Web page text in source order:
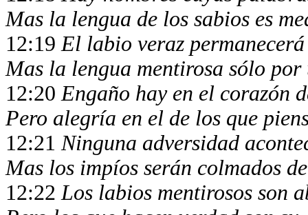
Mas la lengua de los sabios es
12:19El labio veraz
Mas la lengua mentirosa sólo
12:20Engaño hay en el corazón
Pero alegría en el de los que
12:21Ninguna adversidad
Mas los impíos serán colmados
12:22Los labios mentirosos son